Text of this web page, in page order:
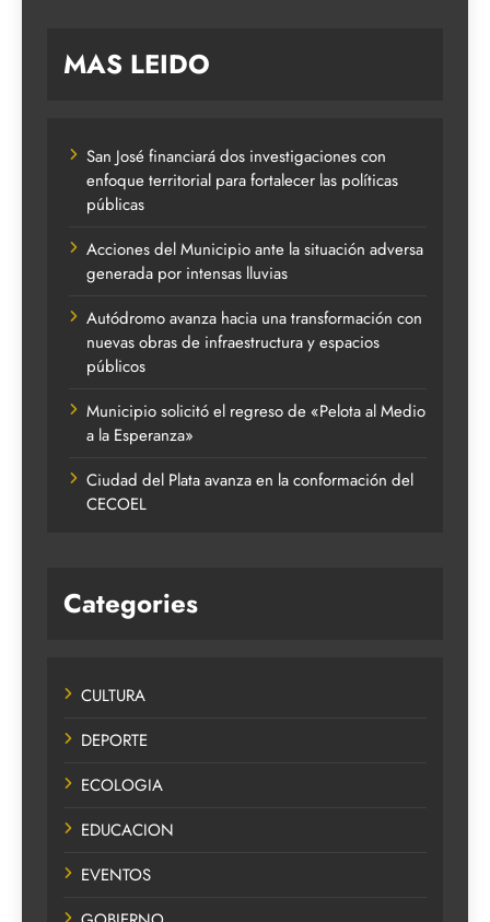
MAS LEIDO
San José financiará dos investigaciones con
enfoque territorial para fortalecer las políticas
públicas
Acciones del Municipio ante la situación adversa
generada por intensas lluvias
Autódromo avanza hacia una transformación con
nuevas obras de infraestructura y espacios
públicos
Municipio solicitó el regreso de «Pelota al Medio
a la Esperanza»
Ciudad del Plata avanza en la conformación del
CECOEL
Categories
CULTURA
DEPORTE
ECOLOGIA
EDUCACION
EVENTOS